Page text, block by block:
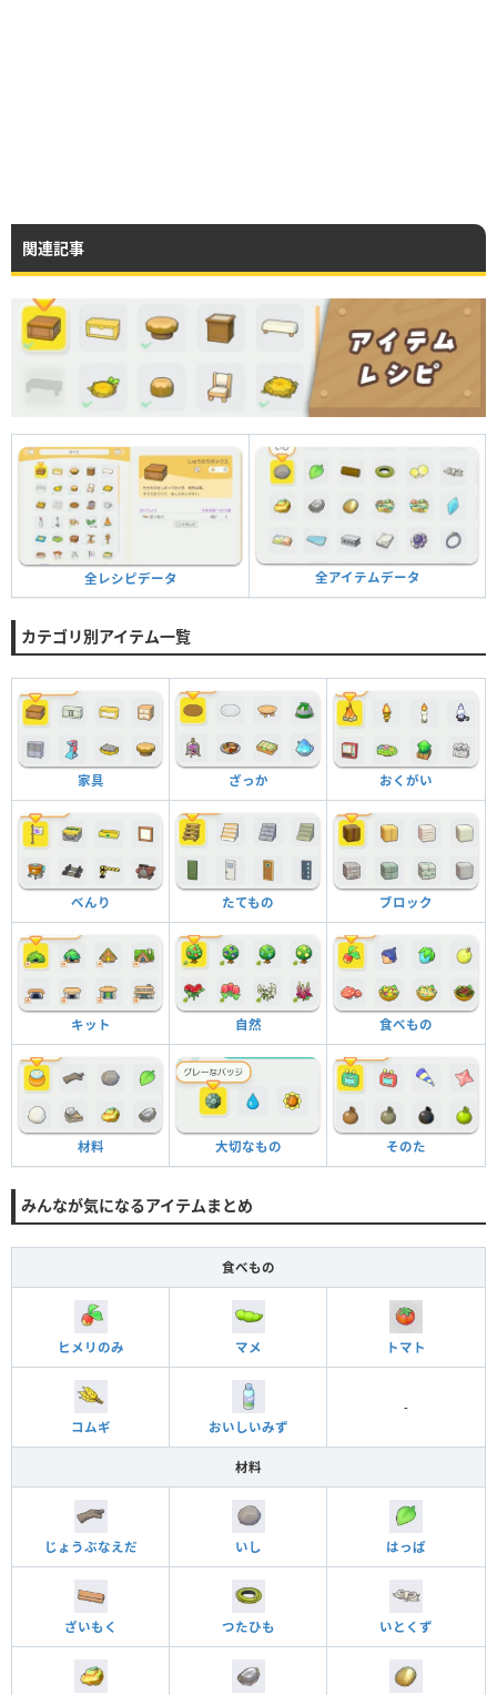
関連記事
全レシピデータ 全アイテムデータ
カテゴリ別アイテム一覧
家具 ざっか おくがい
べんり たてもの ブロック
キット 自然 食べもの
材料 大切なもの そのた
みんなが気になるアイテムまとめ
食べもの
ヒメリのみ マメ トマト
コムギ おいしいみず
-
材料
じょうぶなえだ いし はっぱ
ざいもく つたひも いとくず